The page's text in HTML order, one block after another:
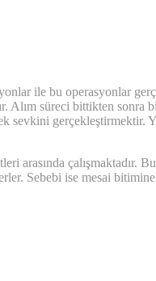
ile bu operasyonlar
Alım süreci bittikten sonra
sevkini gerçekleştirmektir.
arasında çalışmaktadır.
Sebebi ise mesai